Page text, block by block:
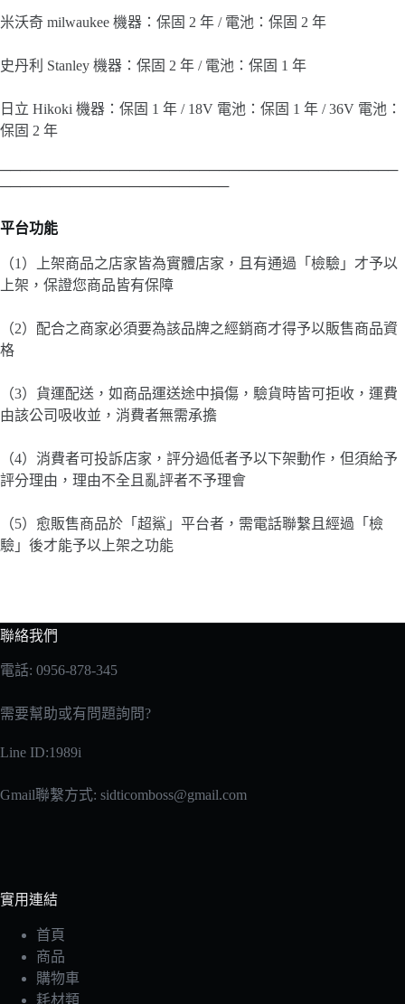
米沃奇 milwaukee 機器：保固 2 年 / 電池：保固 2 年
史丹利 Stanley 機器：保固 2 年 / 電池：保固 1 年
日立 Hikoki 機器：保固 1 年 / 18V 電池：保固 1 年 / 36V 電池：
保固 2 年
────────────────────────────────────────
───────────────────────
平台功能
（1）上架商品之店家皆為實體店家，且有通過「檢驗」才予以
上架，保證您商品皆有保障
（2）配合之商家必須要為該品牌之經銷商才得予以販售商品資
格
（3）貨運配送，如商品運送途中損傷，驗貨時皆可拒收，運費
由該公司吸收並，消費者無需承擔
（4）消費者可投訴店家，評分過低者予以下架動作，但須給予
評分理由，理由不全且亂評者不予理會
（5）愈販售商品於「超鯊」平台者，需電話聯繫且經過「檢
驗」後才能予以上架之功能
聯絡我們
電話: 0956-878-345
需要幫助或有問題詢問?
Line ID:1989i
Gmail聯繫方式: sidticomboss@gmail.com
實用連結
首頁
商品
購物車
耗材類